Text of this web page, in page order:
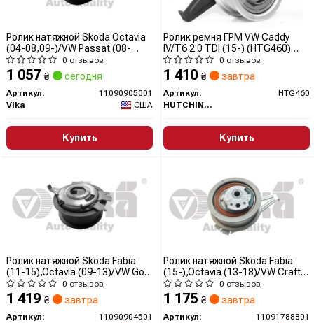
Ролик натяжной Skoda Octavia
(04-08,09-)/VW Passat (08-
12),Tiguan (08-11)/Audi A4
(08-),A6 (09-11),Q5 (09-12),TT
(07-10) (11090905001) VIKA
0 отзывов
1 057 ₴ сегодня
Артикул:
11090905001
Vika
США
Купить
Ролик ремня ГРМ VW Caddy
IV/T6 2.0 TDI (15-) (HTG460)
Hutchinson 0 отзывов
1 410 ₴ завтра
Артикул:
HTG460
HUTCHINSON
Купить
Ролик натяжной Skoda Fabia
(11-15),Octavia (09-13)/VW Golf
(10-),Jetta (06-),Passat
(09-),Tiguan (08-),T5 (10-)
(11090904501) VIKA
0 отзывов
1 419 ₴ завтра
Артикул:
11090904501
Ролик натяжной Skoda Fabia
(15-),Octavia (13-18)/VW Crafter
(17-),Golf (13-17),Passat (13-
16),Tiguan (12-18,18-),T5 (16-)
(11091788801) VIKA
0 отзывов
1 175 ₴ завтра
Артикул:
11091788801